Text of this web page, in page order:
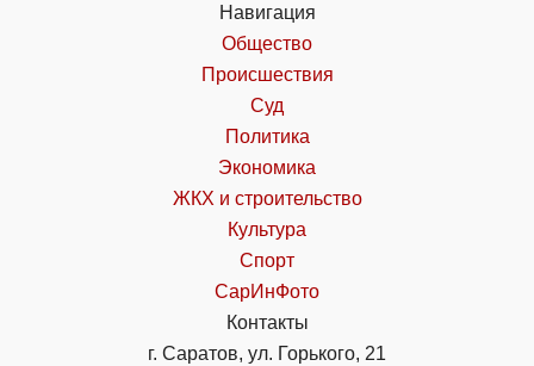
Навигация
Общество
Происшествия
Суд
Политика
Экономика
ЖКХ и строительство
Культура
Спорт
СарИнФото
Контакты
г. Саратов, ул. Горького, 21